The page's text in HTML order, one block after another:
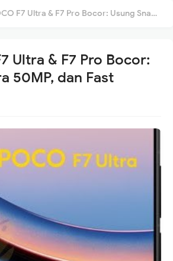
Usung Snapdragon 8, Kamera 50MP, dan Fast Charging Kencang
Ultra & F7 Pro Bocor:
50MP, dan Fast